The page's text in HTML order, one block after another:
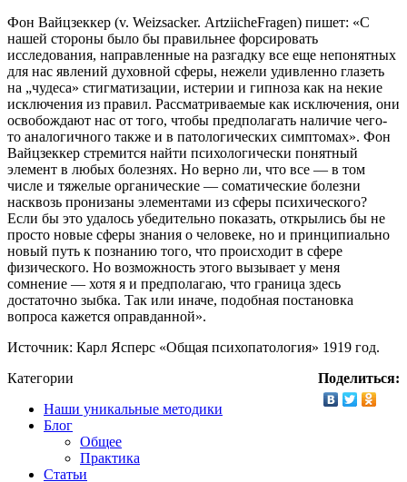
Фон Вайцзеккер (v. Weizsаcker. АrtziicheFragen) пишет: «С
нашей стороны было бы правильнее форсировать
исследования, направленные на разгадку все еще непонятных
для нас явлений духовной сферы, нежели удивленно глазеть
на „чудеса» стигматизации, истерии и гипноза как на некие
исключения из правил. Рассматриваемые как исключения, они
освобождают нас от того, чтобы предполагать наличие чего-
то аналогичного также и в патологических симптомах». Фон
Вайцзеккер стремится найти психологически понятный
элемент в любых болезнях. Но верно ли, что все — в том
числе и тяжелые органические — соматические болезни
насквозь пронизаны элементами из сферы психического?
Если бы это удалось убедительно показать, открылись бы не
просто новые сферы знания о человеке, но и принципиально
новый путь к познанию того, что происходит в сфере
физического. Но возможность этого вызывает у меня
сомнение — хотя я и предполагаю, что граница здесь
достаточно зыбка. Так или иначе, подобная постановка
вопроса кажется оправданной».
Источник: Карл Ясперс «Общая психопатология» 1919 год.
Поделиться:
Категории
Наши уникальные методики
Блог
Общее
Практика
Статьи